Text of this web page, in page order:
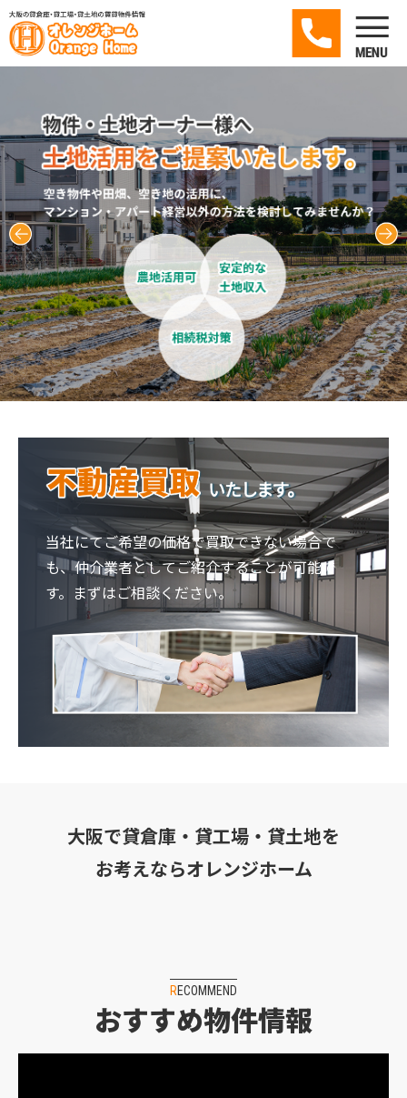
当社にてご希望の価格で買取できない場合で
も、仲介業者としてご紹介することが可能で
す。まずはご相談ください。
大阪で貸倉庫・貸工場・貸土地を
お考えならオレンジホーム
RECOMMEND
おすすめ物件情報